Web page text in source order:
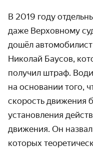
В 2019 году
даже Верховному
дошёл
Николай Баусов,
получил штраф.
на основании того,
скорость движения
установления
движения. Он
которых